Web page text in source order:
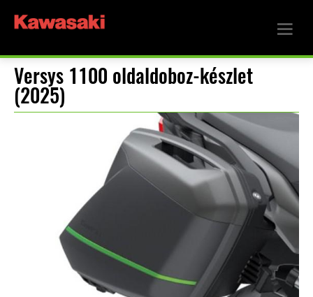
Versys 1100 oldaldoboz-készlet
(2025)